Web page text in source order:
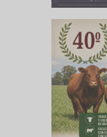
uno
no se
de
ahí es
seis
el